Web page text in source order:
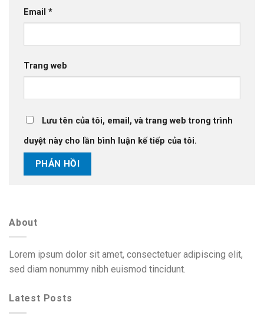
Email *
Trang web
Lưu tên của tôi, email, và trang web trong trình
duyệt này cho lần bình luận kế tiếp của tôi.
About
Lorem ipsum dolor sit amet, consectetuer adipiscing elit,
sed diam nonummy nibh euismod tincidunt.
Latest Posts